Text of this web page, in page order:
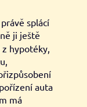
splácí
ji ještě
hypotéky,
auta
má